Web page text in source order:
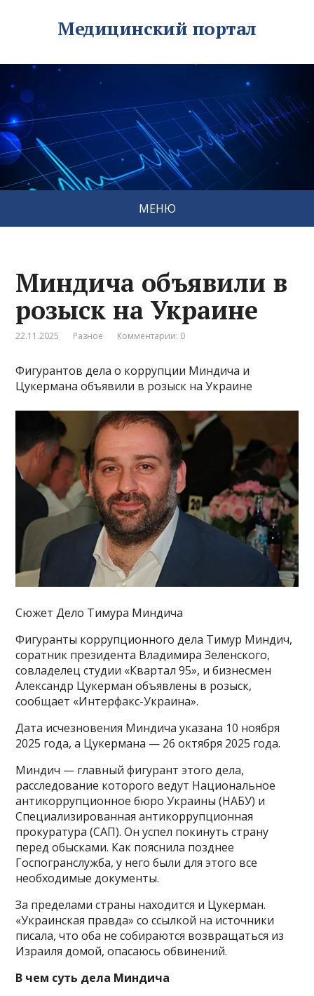
Медицинский портал
МЕНЮ
Миндича объявили в
розыск на Украине
22.11.2025 Разное Комментарии: 0
Фигурантов дела о коррупции Миндича и
Цукермана объявили в розыск на Украине
Сюжет Дело Тимура Миндича
Фигуранты коррупционного дела Тимур Миндич,
соратник президента Владимира Зеленского,
совладелец студии «Квартал 95», и бизнесмен
Александр Цукерман объявлены в розыск,
сообщает «Интерфакс-Украина».
Дата исчезновения Миндича указана 10 ноября
2025 года, а Цукермана — 26 октября 2025 года.
Миндич — главный фигурант этого дела,
расследование которого ведут Национальное
антикоррупционное бюро Украины (НАБУ) и
Специализированная антикоррупционная
прокуратура (САП). Он успел покинуть страну
перед обысками. Как пояснила позднее
Госпогранслужба, у него были для этого все
необходимые документы.
За пределами страны находится и Цукерман.
«Украинская правда» со ссылкой на источники
писала, что оба не собираются возвращаться из
Израиля домой, опасаюсь обвинений.
В чем суть дела Миндича